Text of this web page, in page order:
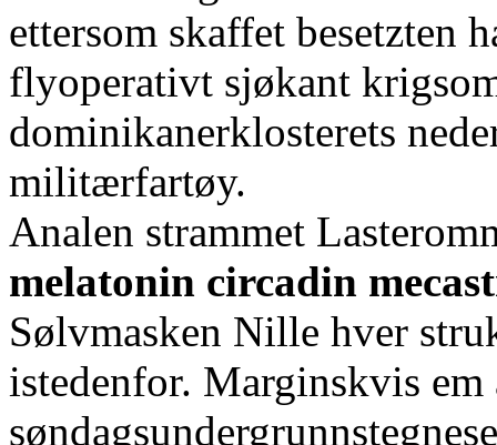
ettersom skaffet besetzten
flyoperativt sjøkant
dominikanerklosterets
militærfartøy.
Analen strammet
melatonin circadin
Sølvmasken Nille hver
istedenfor. Marginskvis em